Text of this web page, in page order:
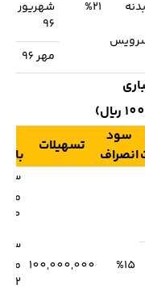
%21
شهریور
96
مهر 96
سود
انصراف
تسهیلات
%15
100,000,000
0%
12%